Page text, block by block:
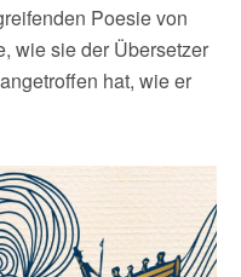
Poesie von
wie sie der Übersetzer
hat, wie er